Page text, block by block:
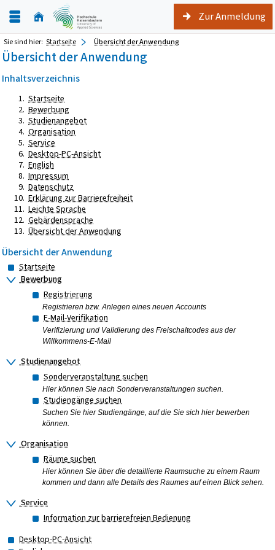
Zur Anmeldung
Sie sind hier: Startseite Übersicht der Anwendung
Übersicht der Anwendung
Inhaltsverzeichnis
Startseite
Bewerbung
Studienangebot
Organisation
Service
Desktop-PC-Ansicht
English
Impressum
Datenschutz
Erklärung zur Barrierefreiheit
Leichte Sprache
Gebärdensprache
Übersicht der Anwendung
Übersicht der Anwendung
Startseite
Bewerbung
Registrierung
Registrieren bzw. Anlegen eines neuen Accounts
E-Mail-Verifikation
Verifizierung und Validierung des Freischaltcodes aus der
Willkommens-E-Mail
Studienangebot
Sonderveranstaltung suchen
Hier können Sie nach Sonderveranstaltungen suchen.
Studiengänge suchen
Suchen Sie hier Studiengänge, auf die Sie sich hier bewerben
können.
Organisation
Räume suchen
Hier können Sie über die detaillierte Raumsuche zu einem Raum
kommen und dann alle Details des Raumes auf einen Blick sehen.
Service
Information zur barrierefreien Bedienung
Desktop-PC-Ansicht